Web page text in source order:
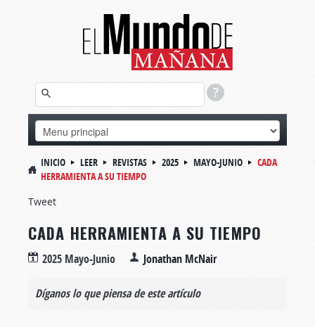
INICIO LEER REVISTAS 2025 MAYO-JUNIO
CADA
HERRAMIENTA A SU TIEMPO
Tweet
CADA HERRAMIENTA A SU TIEMPO
2025 Mayo-Junio Jonathan McNair
Díganos lo que piensa de este artículo